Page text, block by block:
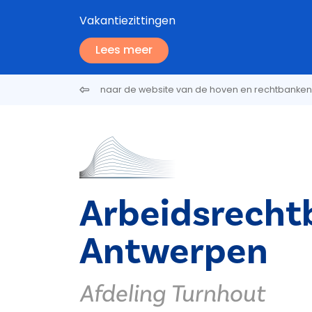
Vakantiezittingen
Lees meer
naar de website van de hoven en rechtbanken
Antwerpen
Afdeling Turnhout